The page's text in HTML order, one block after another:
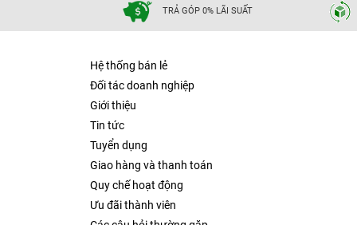
TRẢ GÓP 0% LÃI SUẤT
Hệ thống bán lẻ
Đối tác doanh nghiệp
Giới thiệu
Tin tức
Tuyển dụng
Giao hàng và thanh toán
Quy chế hoạt động
Ưu đãi thành viên